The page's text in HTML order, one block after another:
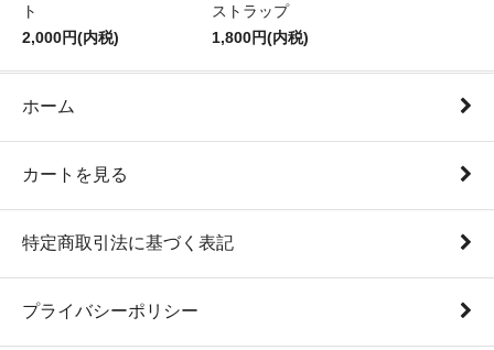
ト
2,000円(内税)
ストラップ
1,800円(内税)
ホーム
カートを見る
特定商取引法に基づく表記
プライバシーポリシー